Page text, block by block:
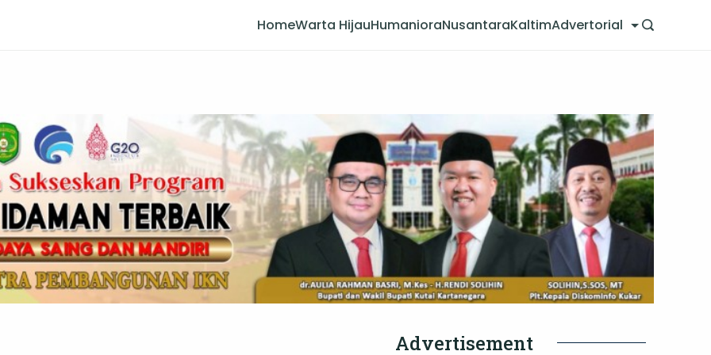
HomeWarta HijauHumanioraNusantaraKaltimAdvertorial
Advertisement